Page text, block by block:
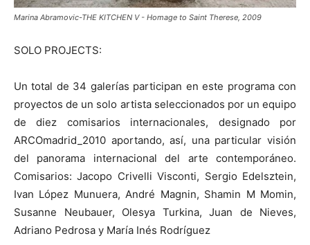
Marina Abramovic-THE KITCHEN V - Homage to Saint Therese, 2009
SOLO PROJECTS:
Un total de 34 galerías participan en este programa con
proyectos de un solo artista seleccionados por un equipo
de diez comisarios internacionales, designado por
ARCOmadrid_2010 aportando, así, una particular visión
del panorama internacional del arte contemporáneo.
Comisarios: Jacopo Crivelli Visconti, Sergio Edelsztein,
Ivan López Munuera, André Magnin, Shamin M Momin,
Susanne Neubauer, Olesya Turkina, Juan de Nieves,
Adriano Pedrosa y María Inés Rodríguez